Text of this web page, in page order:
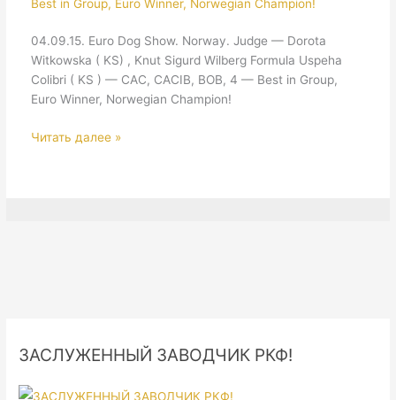
04.09.15. Euro Dog Show. Norway. Judge — Dorota
Witkowska ( KS) , Knut Sigurd Wilberg Formula Uspeha
Colibri ( KS ) — CAC, CACIB, BOB, 4 — Best in Group,
Euro Winner, Norwegian Champion!
Euro
Читать далее »
ЗАСЛУЖЕННЫЙ ЗАВОДЧИК РКФ!